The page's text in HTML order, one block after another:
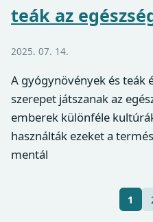
teák az
2025. 07. 14.
A gyógynövények és teák
szerepet játszanak az
emberek különféle
használták ezeket a
mentál
1